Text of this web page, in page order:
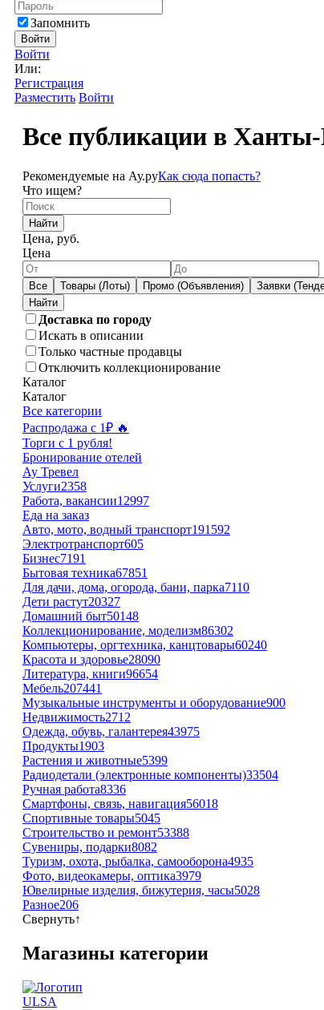
Запомнить
Войти
Войти
Или:
Регистрация
Разместить Войти
Все публикации в
Рекомендуемые на Ау.руКак сюда попасть?
Что ищем?
Найти
Цена, руб.
Цена
Все Товары (Лоты) Промо (Объявления) Заявки
Доставка по городу
Искать в описании
Только частные продавцы
Отключить коллекционирование
Каталог
Каталог
Все категории
Распродажа с 1₽ 🔥
Торги с 1 рубля!
Бронирование отелей
Ау Тревел
Услуги2358
Работа, вакансии12997
Еда на заказ
Авто, мото, водный транспорт191592
Электротранспорт605
Бизнес7191
Бытовая техника67851
Для дачи, дома, огорода, бани, парка7110
Дети растут20327
Домашний быт50148
Коллекционирование, моделизм86302
Компьютеры, оргтехника, канцтовары60240
Красота и здоровье28090
Литература, книги96654
Мебель207441
Музыкальные инструменты и оборудование900
Недвижимость2712
Одежда, обувь, галантерея43975
Продукты1903
Растения и животные5399
Радиодетали (электронные компоненты)33504
Ручная работа8336
Смартфоны, связь, навигация56018
Спортивные товары5045
Строительство и ремонт53388
Сувениры, подарки8082
Туризм, охота, рыбалка, самооборона4935
Фото, видеокамеры, оптика3979
Ювелирные изделия, бижутерия, часы5028
Разное206
Свернуть↑
Магазины категории
ULSA